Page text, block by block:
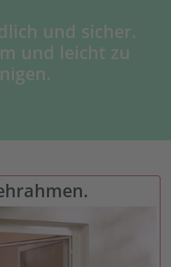
und sicher.
und leicht zu